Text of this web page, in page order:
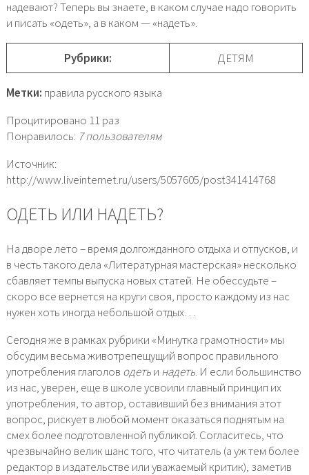
надевают? Теперь вы знаете, в каком случае надо говорить
и писать «одеть», а в каком — «надеть».
Рубрики: ДЕТЯМ
Метки: правила русского языка
Процитировано 11 раз
Понравилось: 7 пользователям
Источник:
http://www.liveinternet.ru/users/5057605/post341414768
ОДЕТЬ ИЛИ НАДЕТЬ?
На дворе лето – время долгожданного отдыха и отпусков, и
в честь такого дела «Литературная мастерская» несколько
сбавляет темпы выпуска новых статей. Не обессудьте –
скоро все вернется на круги своя, просто каждому из нас
нужен хоть иногда небольшой отдых…
Сегодня же в рамках рубрики «Минутка грамотности» мы
обсудим весьма животрепещущий вопрос правильного
употребления глаголов одетьи надеть. И если большинство
из нас, уверен, еще в школе усвоили главный принцип их
употребления, то автор, оставивший без внимания этот
вопрос, рискует в любой момент оказаться поднятым на
смех более подготовленной публикой. Согласитесь, что
чрезвычайно велик шанс того, что читатель (а уж тем более
редактор в издательстве или уважаемый критик), заметив